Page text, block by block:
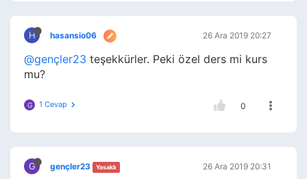
H hasansio06 26 Ara 2019 20:27
@gençler23 teşekkürler. Peki özel ders mi kurs
mu?
G 1 Cevap 0
G gençler23 Yasaklı 26 Ara 2019 20:31